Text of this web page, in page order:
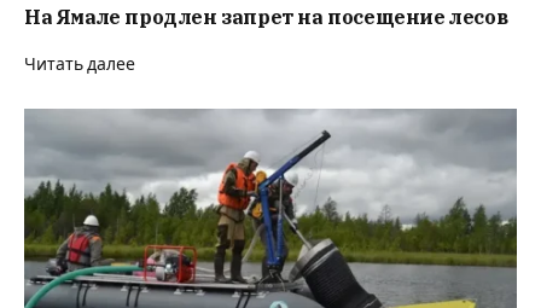
На Ямале продлен запрет на посещение лесов
Читать далее